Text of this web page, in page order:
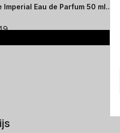
Eau de Parfum 50 ml...
Huidige